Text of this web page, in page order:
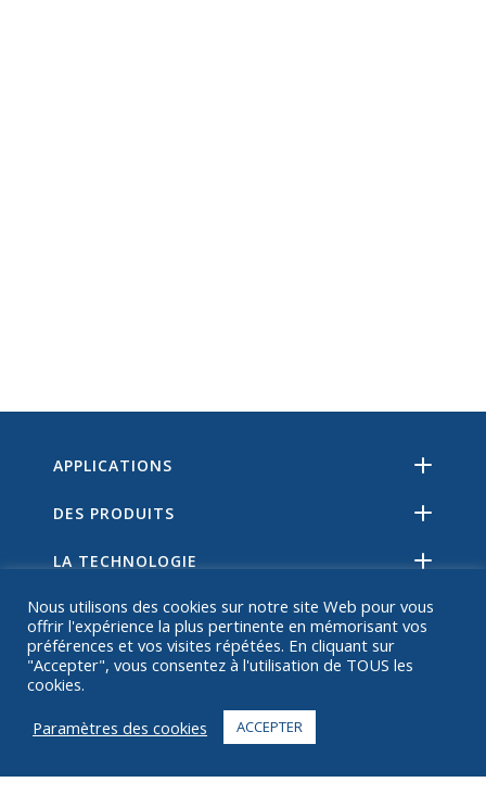
APPLICATIONS
DES PRODUITS
LA TECHNOLOGIE
RESSOURCES
SUR
Nous utilisons des cookies sur notre site Web pour vous
offrir l'expérience la plus pertinente en mémorisant vos
préférences et vos visites répétées. En cliquant sur
"Accepter", vous consentez à l'utilisation de TOUS les
cookies.
Paramètres des cookies
ACCEPTER